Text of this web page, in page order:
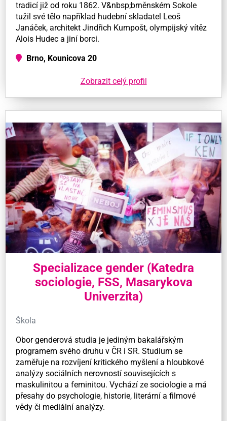
tradicí již od roku 1862. V&nbsp;brněnském Sokole
tužil své tělo například hudební skladatel Leoš
Janáček, architekt Jindřich Kumpošt, olympijský vítěz
Alois Hudec a jiní borci.
Brno, Kounicova 20
Zobrazit celý profil
Specializace gender (Katedra
sociologie, FSS, Masarykova
Univerzita)
Škola
Obor genderová studia je jediným bakalářským
programem svého druhu v ČR i SR. Studium se
zaměřuje na rozvíjení kritického myšlení a hloubkové
analýzy sociálních nerovností souvisejících s
maskulinitou a feminitou. Vychází ze sociologie a má
přesahy do psychologie, historie, literární a filmové
vědy či mediální analýzy.